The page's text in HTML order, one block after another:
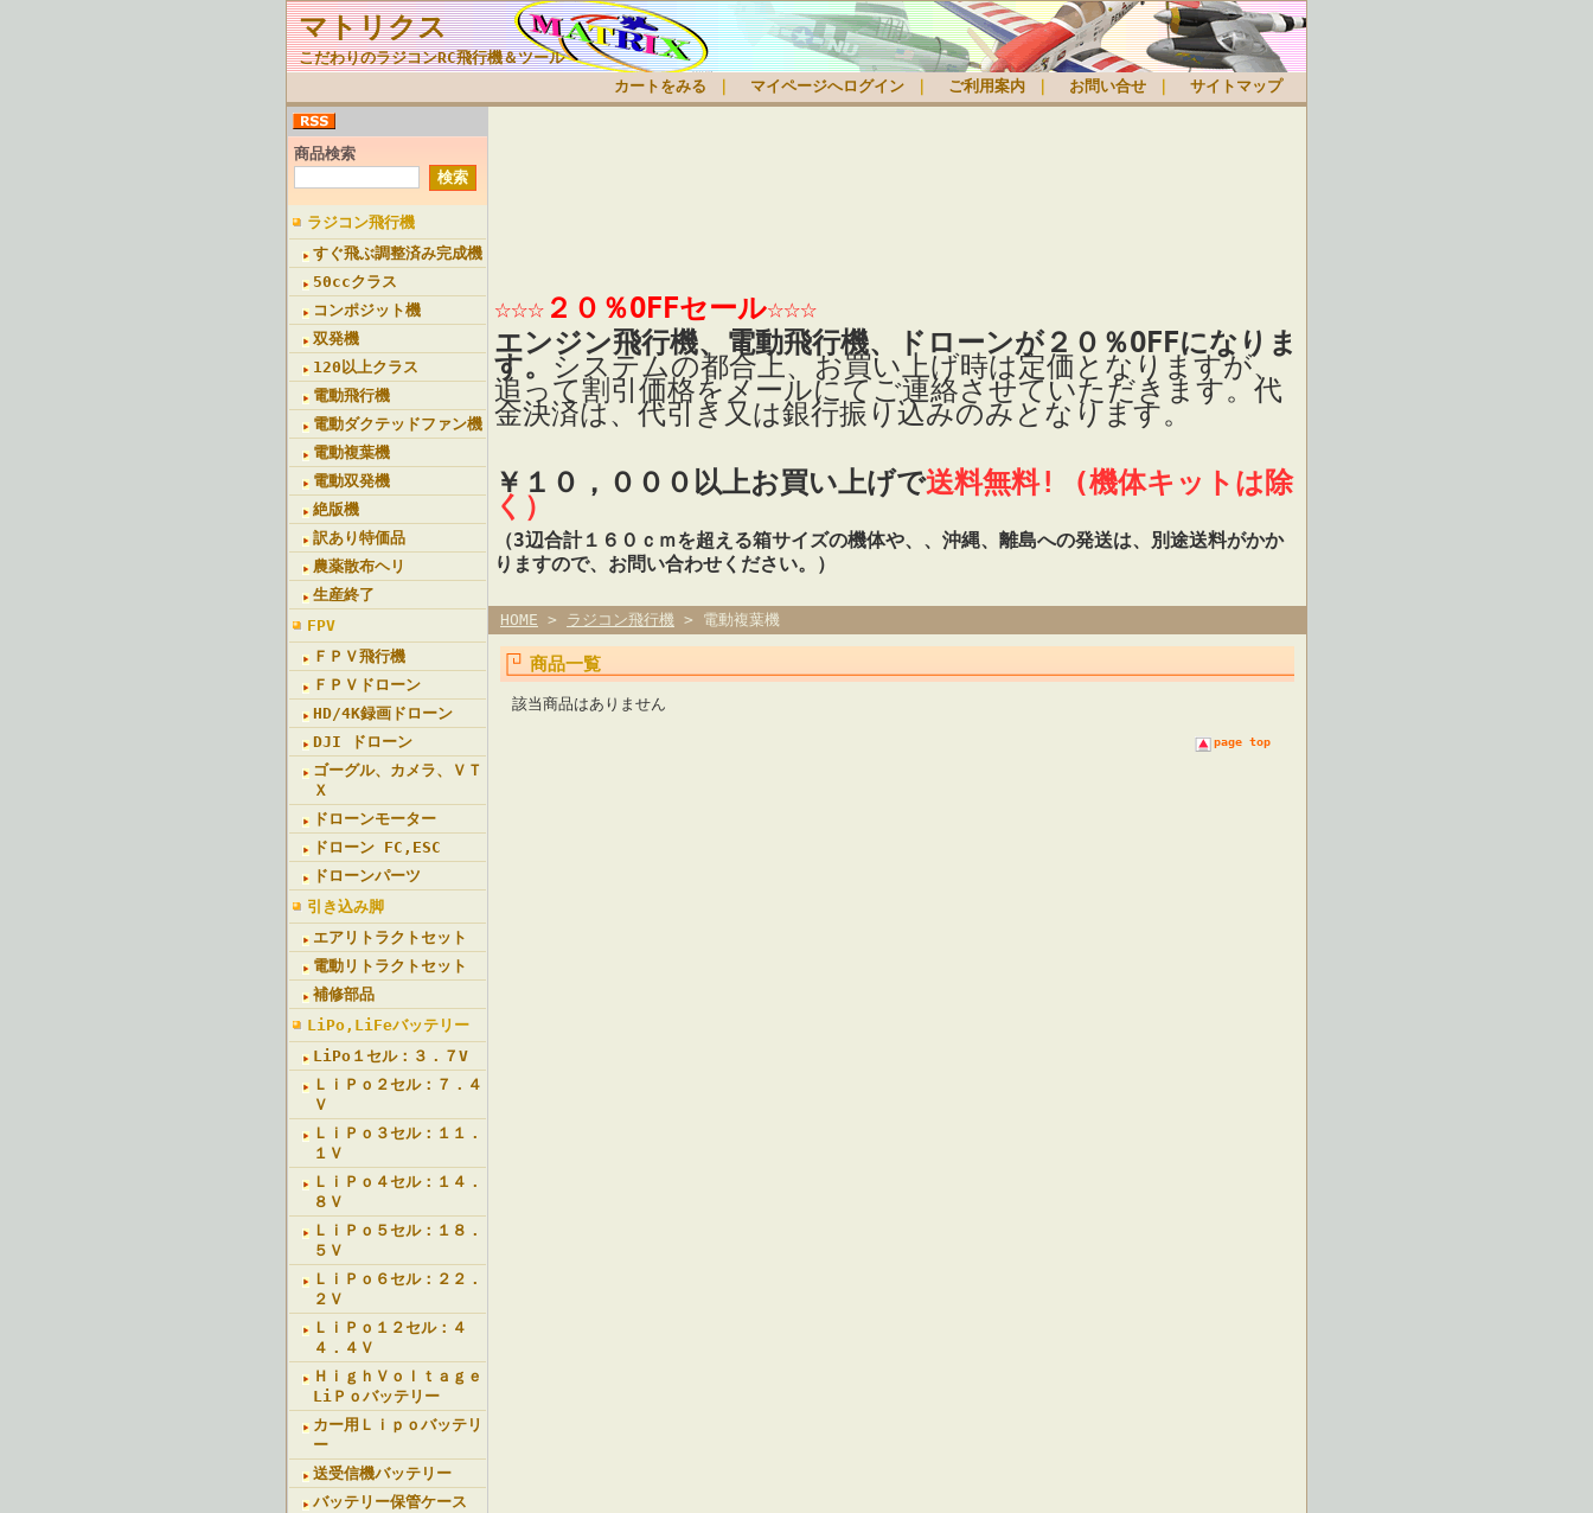
マトリクス
こだわりのラジコンRC飛行機＆ツール
カートをみる
マイページへログイン ご利用案内 お問い合せ サイトマップ
商品検索
ラジコン飛行機
すぐ飛ぶ調整済み完成機
50ccクラス
コンポジット機
双発機
120以上クラス
電動飛行機
電動ダクテッドファン機
電動複葉機
電動双発機
絶版機
訳あり特価品
農薬散布ヘリ
生産終了
FPV
ＦＰＶ飛行機
ＦＰＶドローン
HD/4K録画ドローン
DJI ドローン
ゴーグル、カメラ、ＶＴ
Ｘ
ドローンモーター
ドローン FC,ESC
ドローンパーツ
引き込み脚
エアリトラクトセット
電動リトラクトセット
補修部品
LiPo,LiFeバッテリー
LiPo１セル：３．７V
ＬｉＰｏ２セル：７．４
Ｖ
ＬｉＰｏ３セル：１１．
１Ｖ
ＬｉＰｏ４セル：１４．
８Ｖ
ＬｉＰｏ５セル：１８．
５Ｖ
ＬｉＰｏ６セル：２２．
２Ｖ
ＬｉＰｏ１２セル：４
４．４Ｖ
ＨｉｇｈＶｏｌｔａｇｅ
LiＰｏバッテリー
カー用Ｌｉｐｏバッテリ
ー
送受信機バッテリー
バッテリー保管ケース
☆☆☆２０％OFFセール☆☆☆
エンジン飛行機、電動飛行機、ドローンが２０％OFFになりま
す。 システムの都合上、お買い上げ時は定価となりますが、
追って割引価格をメールにてご連絡させていただきます。代
金決済は、代引き又は銀行振り込みのみとなります。
￥１０，０００以上お買い上げで送料無料! (機体キットは除
く）
（3辺合計１６０ｃｍを超える箱サイズの機体や、、沖縄、離島への発送は、別途送料がかか
りますので、お問い合わせください。）
HOME > ラジコン飛行機 > 電動複葉機
商品一覧
該当商品はありません
page top